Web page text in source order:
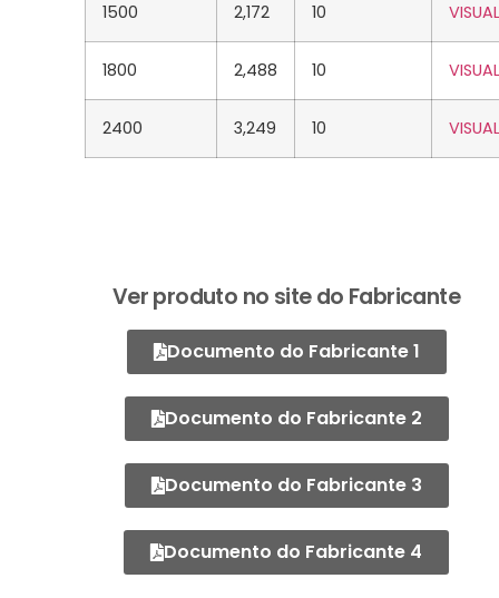
1500 2,172 10
1800 2,488 10
2400 3,249 10
Ver produto no site do Fabricante
Documento do Fabricante 1
Documento do Fabricante 2
Documento do Fabricante 3
Documento do Fabricante 4